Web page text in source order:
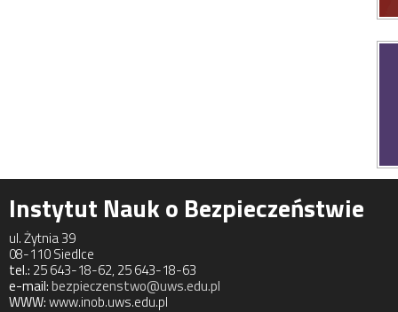
Instytut Nauk o Bezpieczeństwie
ul. Żytnia 39
08-110 Siedlce
tel.: 25 643-18-62, 25 643-18-63
e-mail:bezpieczenstwo@uws.edu.pl
WWW:www.inob.uws.edu.pl